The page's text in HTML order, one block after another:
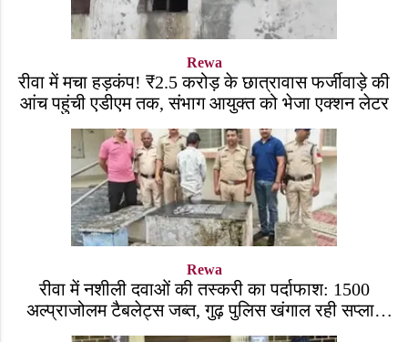
Rewa
रीवा में मचा हड़कंप! ₹2.5 करोड़ के छात्रावास फर्जीवाड़े की
आंच पहुंची एडीएम तक, संभाग आयुक्त को भेजा एक्शन लेटर
Rewa
रीवा में नशीली दवाओं की तस्करी का पर्दाफाश: 1500
अल्प्राजोलम टैबलेट्स जब्त, गुढ़ पुलिस खंगाल रही सप्लाई
चेन